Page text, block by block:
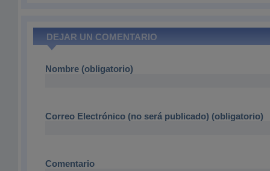
DEJAR UN COMENTARIO
Nombre (obligatorio)
Correo Electrónico (no será publicado) (obligatorio)
Comentario